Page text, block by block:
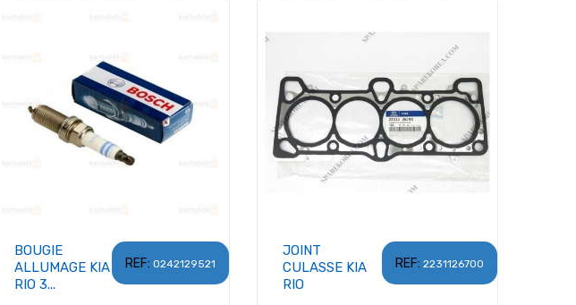
REF: 0242129521
BOUGIE
ALLUMAGE KIA
RIO 3...
REF: 2231126700
JOINT
CULASSE KIA
RIO